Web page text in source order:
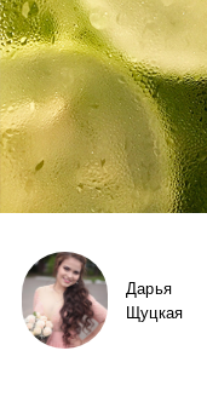
Дарья
Щуцкая